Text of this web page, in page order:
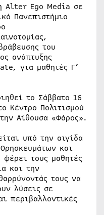
Alter Ego Media σε
Πανεπιστήμιο
του
ανάπτυξης
για μαθητές Γ’
το Σάββατο 16
Κέντρο Πολιτισμού
Αίθουσα «Φάρος».
υπό την αιγίδα
και
τους μαθητές
και την
τους να
λύσεις σε
περιβαλλοντικές